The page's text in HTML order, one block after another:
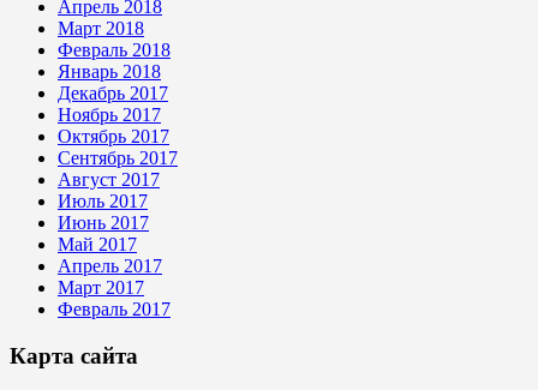
Апрель 2018
Март 2018
Февраль 2018
Январь 2018
Декабрь 2017
Ноябрь 2017
Октябрь 2017
Сентябрь 2017
Август 2017
Июль 2017
Июнь 2017
Май 2017
Апрель 2017
Март 2017
Февраль 2017
Карта сайта